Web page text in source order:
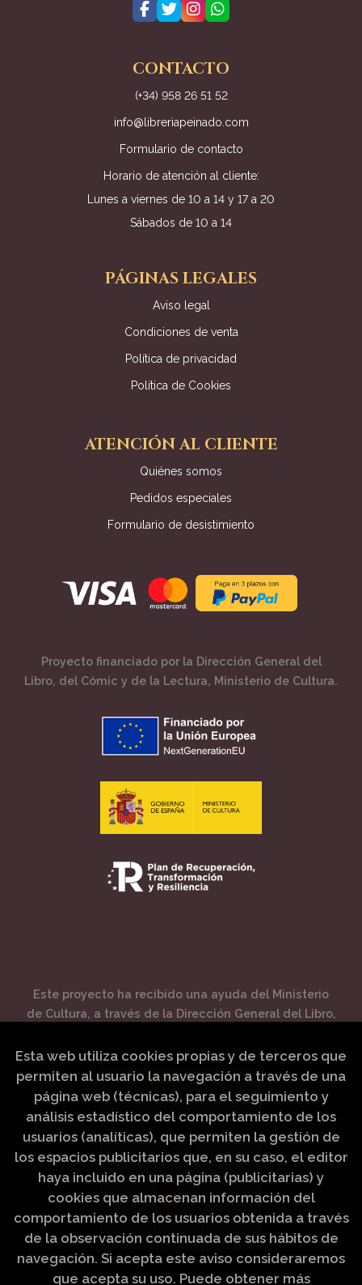
CONTACTO
(+34) 958 26 51 52
info@libreriapeinado.com
Formulario de contacto
Horario de atención al cliente:
Lunes a viernes de 10 a 14 y 17 a 20
Sábados de 10 a 14
PÁGINAS LEGALES
Aviso legal
Condiciones de venta
Política de privacidad
Política de Cookies
ATENCIÓN AL CLIENTE
Quiénes somos
Pedidos especiales
Formulario de desistimiento
Proyecto financiado por la Dirección General del
Libro, del Cómic y de la Lectura, Ministerio de Cultura.
Este proyecto ha recibido una ayuda del Ministerio
de Cultura, a través de la Dirección General del Libro,
Esta web utiliza cookies propias y de terceros que
permiten al usuario la navegación a través de una
página web (técnicas), para el seguimiento y
análisis estadístico del comportamiento de los
usuarios (analíticas), que permiten la gestión de
los espacios publicitarios que, en su caso, el editor
haya incluido en una página (publicitarias) y
cookies que almacenan información del
comportamiento de los usuarios obtenida a través
de la observación continuada de sus hábitos de
navegación. Si acepta este aviso consideraremos
que acepta su uso. Puede obtener más